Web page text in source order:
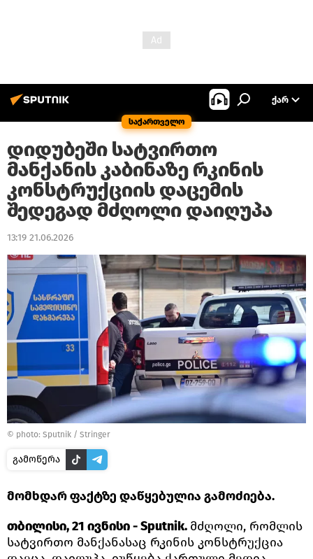
საქართველო
ᲥᲐᲠ
დიდუბეში სატვირთო
მანქანის კაბინაზე რკინის
კონსტრუქციის დაცემის
შედეგად მძღოლი დაიღუპა
13:19 21.06.2026
© photo: Sputnik / Stringer
გამოწერა
მომხდარ ფაქტზე დაწყებულია გამოძიება.
თბილისი, 21 ივნისი - Sputnik. მძღოლი, რომლის
სატვირთო მანქანასაც რკინის კონსტრუქცია